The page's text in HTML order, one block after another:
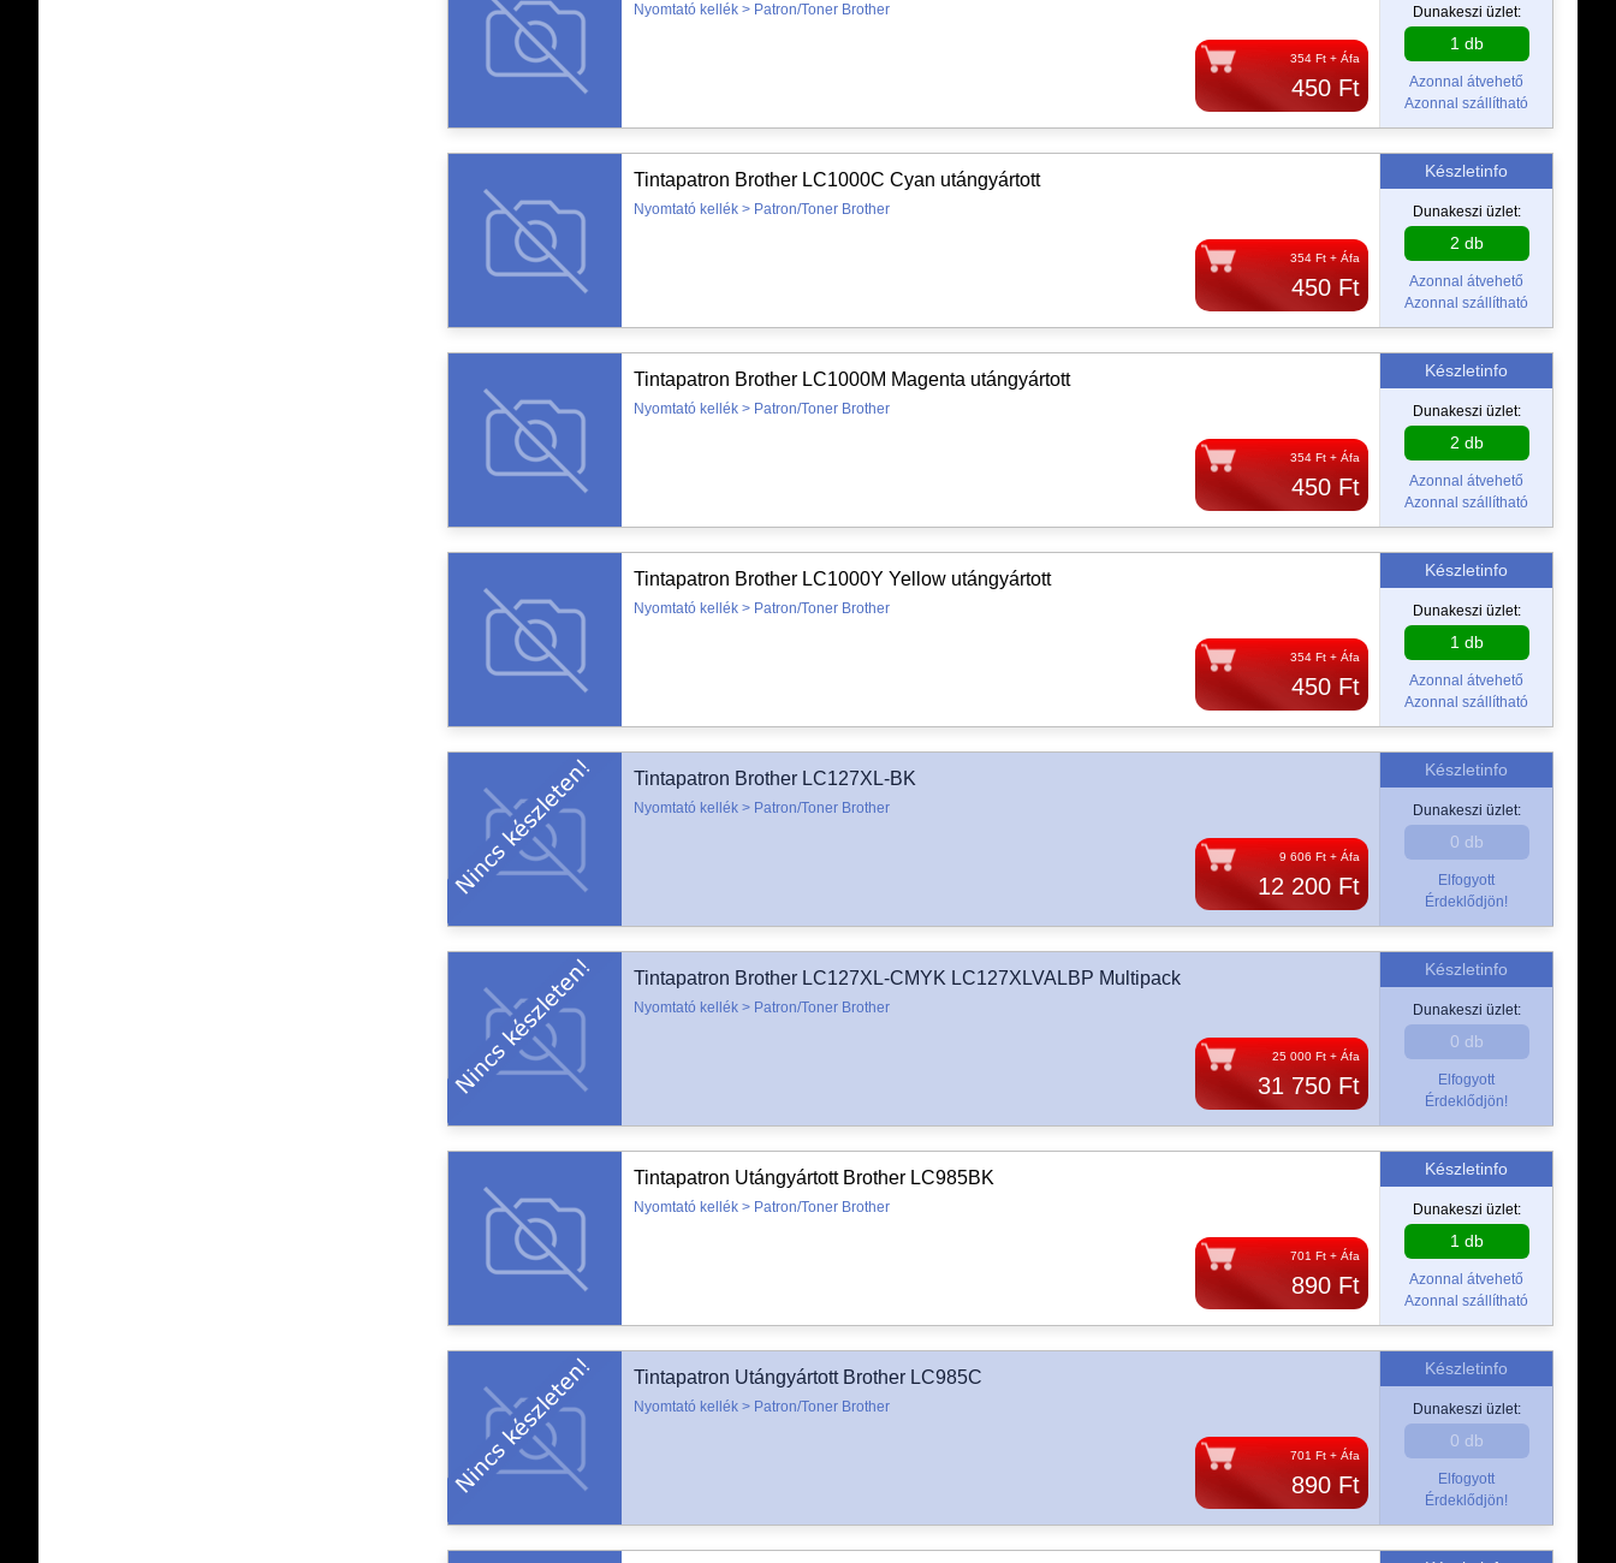
354 Ft + Áfa
450 Ft
Dunakeszi üzlet:
1 db
Azonnal átvehető
Azonnal szállítható
Nyomtató kellék > Patron/Toner Brother
354 Ft + Áfa
450 Ft
Készletinfo
Dunakeszi üzlet:
2 db
Azonnal átvehető
Azonnal szállítható
Tintapatron Brother LC1000C Cyan utángyártott
Nyomtató kellék > Patron/Toner Brother
354 Ft + Áfa
450 Ft
Készletinfo
Dunakeszi üzlet:
2 db
Azonnal átvehető
Azonnal szállítható
Tintapatron Brother LC1000M Magenta utángyártott
Nyomtató kellék > Patron/Toner Brother
354 Ft + Áfa
450 Ft
Készletinfo
Dunakeszi üzlet:
1 db
Azonnal átvehető
Azonnal szállítható
Tintapatron Brother LC1000Y Yellow utángyártott
Nyomtató kellék > Patron/Toner Brother
9 606 Ft + Áfa
12 200 Ft
Készletinfo
Dunakeszi üzlet:
0 db
Elfogyott
Érdeklődjön!
Tintapatron Brother LC127XL-BK
Nyomtató kellék > Patron/Toner Brother
25 000 Ft + Áfa
31 750 Ft
Készletinfo
Dunakeszi üzlet:
0 db
Elfogyott
Érdeklődjön!
Tintapatron Brother LC127XL-CMYK LC127XLVALBP Multipack
Nyomtató kellék > Patron/Toner Brother
701 Ft + Áfa
890 Ft
Készletinfo
Dunakeszi üzlet:
1 db
Azonnal átvehető
Azonnal szállítható
Tintapatron Utángyártott Brother LC985BK
Nyomtató kellék > Patron/Toner Brother
701 Ft + Áfa
890 Ft
Készletinfo
Dunakeszi üzlet:
0 db
Elfogyott
Érdeklődjön!
Tintapatron Utángyártott Brother LC985C
Nyomtató kellék > Patron/Toner Brother